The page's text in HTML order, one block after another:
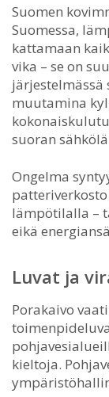
Suomen
Suomessa,
kattamaan
vika – se on
järjestelmässä
muutamina
suoran
Ongelma
lämpötilalla –
eikä
Luvat ja
Porakaivo
kieltoja.